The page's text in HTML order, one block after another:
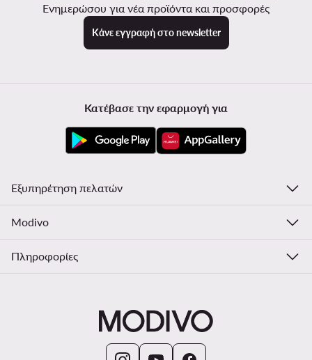
Ενημερώσου για νέα προϊόντα και προσφορές
Κάνε εγγραφή στο newsletter
Κατέβασε την εφαρμογή για
Εξυπηρέτηση πελατών
Modivo
Πληροφορίες